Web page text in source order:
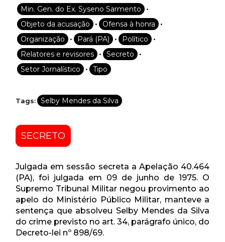
Min. Gen. do Ex. Syseno Sarmento •
Objeto da acusação • Ofensa à honra •
Organização • Pará (PA) • Político •
Relatores e revisores • Secreto •
Setor Jornalístico • Tipo
Tags: Selby Mendes da Silva
SECRETO
Julgada em sessão secreta a Apelação 40.464
(PA), foi julgada em 09 de junho de 1975. O
Supremo Tribunal Militar negou provimento ao
apelo do Ministério Público Militar, manteve a
sentença que absolveu Selby Mendes da Silva
do crime previsto no art. 34, parágrafo único, do
Decreto-lei nº 898/69.